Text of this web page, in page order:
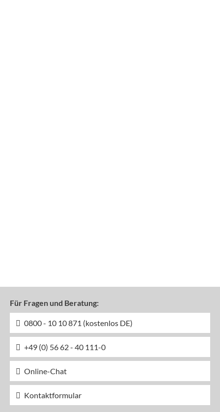
Für Fragen und Beratung:
0800 - 10 10 871 (kostenlos DE)
+49 (0) 56 62 - 40 111-0
Online-Chat
Kontaktformular